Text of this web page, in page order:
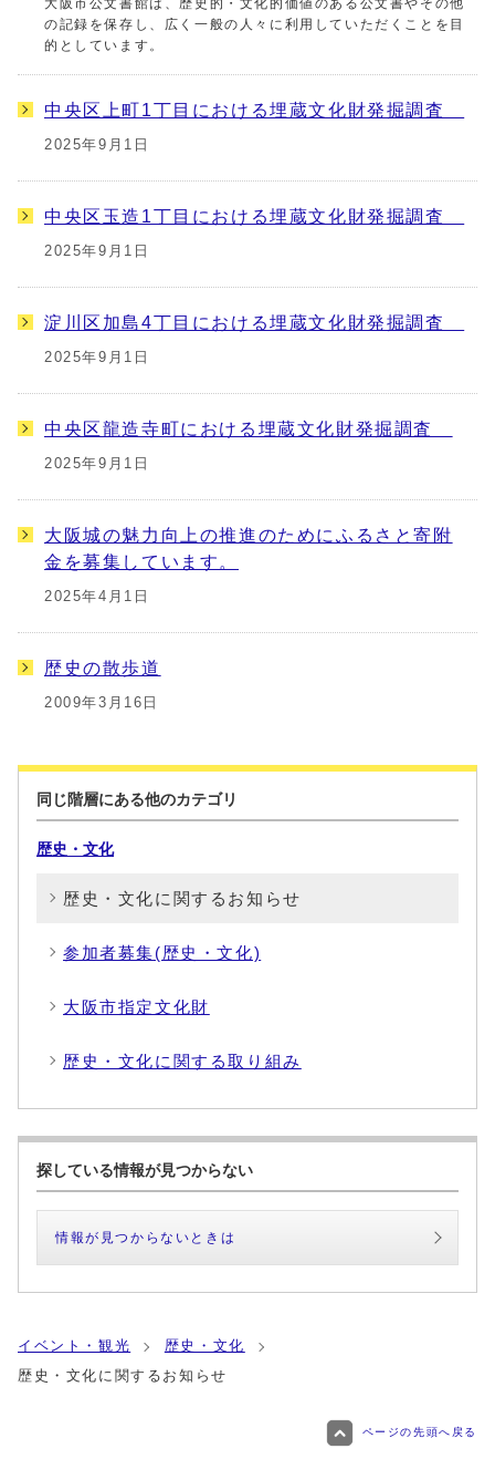
大阪市公文書館は、歴史的・文化的価値のある公文書やその他
の記録を保存し、広く一般の人々に利用していただくことを目
的としています。
中央区上町1丁目における埋蔵文化財発掘調査
2025年9月1日
中央区玉造1丁目における埋蔵文化財発掘調査
2025年9月1日
淀川区加島4丁目における埋蔵文化財発掘調査
2025年9月1日
中央区龍造寺町における埋蔵文化財発掘調査
2025年9月1日
大阪城の魅力向上の推進のためにふるさと寄附
金を募集しています。
2025年4月1日
歴史の散歩道
2009年3月16日
同じ階層にある他のカテゴリ
歴史・文化
歴史・文化に関するお知らせ
参加者募集(歴史・文化)
大阪市指定文化財
歴史・文化に関する取り組み
探している情報が見つからない
情報が見つからないときは
イベント・観光
歴史・文化
歴史・文化に関するお知らせ
ページの先頭へ戻る